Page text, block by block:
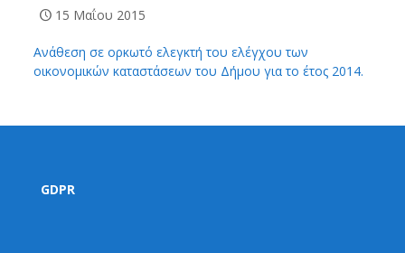
15 Μαΐου 2015
Ανάθεση σε ορκωτό ελεγκτή του ελέγχου των
οικονομικών καταστάσεων του Δήμου για το έτος 2014.
GDPR